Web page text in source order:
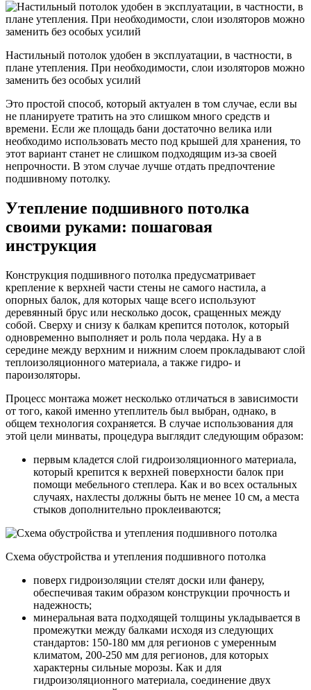
Настильный потолок удобен в эксплуатации, в частности, в
плане утепления. При необходимости, слои изоляторов можно
заменить без особых усилий
Это простой способ, который актуален в том случае, если вы
не планируете тратить на это слишком много средств и
времени. Если же площадь бани достаточно велика или
необходимо использовать место под крышей для хранения, то
этот вариант станет не слишком подходящим из-за своей
непрочности. В этом случае лучше отдать предпочтение
подшивному потолку.
Утепление подшивного потолка
своими руками: пошаговая
инструкция
Конструкция подшивного потолка предусматривает
крепление к верхней части стены не самого настила, а
опорных балок, для которых чаще всего используют
деревянный брус или несколько досок, сращенных между
собой. Сверху и снизу к балкам крепится потолок, который
одновременно выполняет и роль пола чердака. Ну а в
середине между верхним и нижним слоем прокладывают слой
теплоизоляционного материала, а также гидро- и
пароизоляторы.
Процесс монтажа может несколько отличаться в зависимости
от того, какой именно утеплитель был выбран, однако, в
общем технология сохраняется. В случае использования для
этой цели минваты, процедура выглядит следующим образом:
первым кладется слой гидроизоляционного материала,
который крепится к верхней поверхности балок при
помощи мебельного степлера. Как и во всех остальных
случаях, нахлесты должны быть не менее 10 см, а места
стыков дополнительно проклеиваются;
Схема обустройства и утепления подшивного потолка
поверх гидроизоляции стелят доски или фанеру,
обеспечивая таким образом конструкции прочность и
надежность;
минеральная вата подходящей толщины укладывается в
промежутки между балками исходя из следующих
стандартов: 150-180 мм для регионов с умеренным
климатом, 200-250 мм для регионов, для которых
характерны сильные морозы. Как и для
гидроизоляционного материала, соединение двух